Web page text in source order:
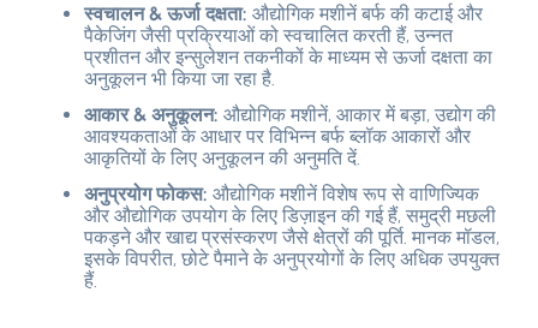
स्वचालन & ऊर्जा दक्षता: औद्योगिक मशीनें बर्फ की कटाई और
पैकेजिंग जैसी प्रक्रियाओं को स्वचालित करती हैं, उन्नत
प्रशीतन और इन्सुलेशन तकनीकों के माध्यम से ऊर्जा दक्षता का
अनुकूलन भी किया जा रहा है.
आकार & अनुकूलन: औद्योगिक मशीनें, आकार में बड़ा, उद्योग की
आवश्यकताओं के आधार पर विभिन्न बर्फ ब्लॉक आकारों और
आकृतियों के लिए अनुकूलन की अनुमति दें.
अनुप्रयोग फोकस: औद्योगिक मशीनें विशेष रूप से वाणिज्यिक
और औद्योगिक उपयोग के लिए डिज़ाइन की गई हैं, समुद्री मछली
पकड़ने और खाद्य प्रसंस्करण जैसे क्षेत्रों की पूर्ति. मानक मॉडल,
इसके विपरीत, छोटे पैमाने के अनुप्रयोगों के लिए अधिक उपयुक्त
हैं.